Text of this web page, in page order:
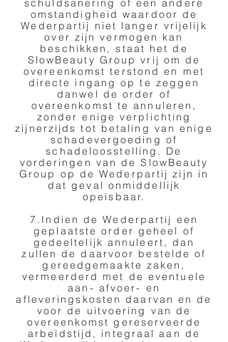
schuldsanering of een andere
omstandigheid waardoor de
Wederpartij niet langer vrijelijk
over zijn vermogen kan
beschikken, staat het de
SlowBeauty Group vrij om de
overeenkomst terstond en met
directe ingang op te zeggen
danwel de order of
overeenkomst te annuleren,
zonder enige verplichting
zijnerzijds tot betaling van enige
schadevergoeding of
schadeloosstelling. De
vorderingen van de SlowBeauty
Group op de Wederpartij zijn in
dat geval onmiddellijk
opeisbaar.
7.Indien de Wederpartij een
geplaatste order geheel of
gedeeltelijk annuleert, dan
zullen de daarvoor bestelde of
gereedgemaakte zaken,
vermeerderd met de eventuele
aan- afvoer- en
afleveringskosten daarvan en de
voor de uitvoering van de
overeenkomst gereserveerde
arbeidstijd, integraal aan de